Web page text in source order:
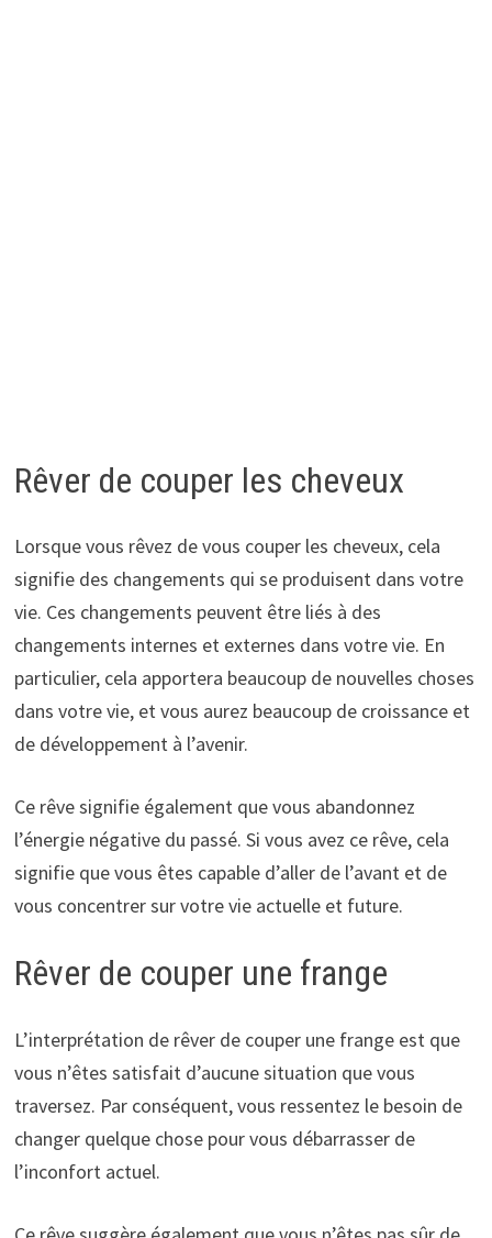
Rêver de couper les cheveux
Lorsque vous rêvez de vous couper les cheveux, cela
signifie des changements qui se produisent dans votre
vie. Ces changements peuvent être liés à des
changements internes et externes dans votre vie. En
particulier, cela apportera beaucoup de nouvelles choses
dans votre vie, et vous aurez beaucoup de croissance et
de développement à l’avenir.
Ce rêve signifie également que vous abandonnez
l’énergie négative du passé. Si vous avez ce rêve, cela
signifie que vous êtes capable d’aller de l’avant et de
vous concentrer sur votre vie actuelle et future.
Rêver de couper une frange
L’interprétation de rêver de couper une frange est que
vous n’êtes satisfait d’aucune situation que vous
traversez. Par conséquent, vous ressentez le besoin de
changer quelque chose pour vous débarrasser de
l’inconfort actuel.